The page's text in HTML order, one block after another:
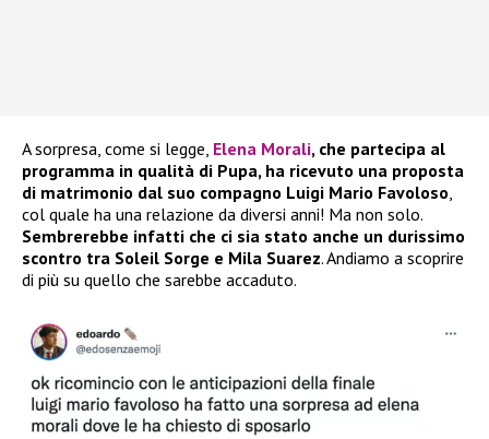
A sorpresa, come si legge, Elena Morali, che partecipa al
programma in qualità di Pupa, ha ricevuto una proposta
di matrimonio dal suo compagno Luigi Mario Favoloso,
col quale ha una relazione da diversi anni! Ma non solo.
Sembrerebbe infatti che ci sia stato anche un durissimo
scontro tra Soleil Sorge e Mila Suarez. Andiamo a scoprire
di più su quello che sarebbe accaduto.